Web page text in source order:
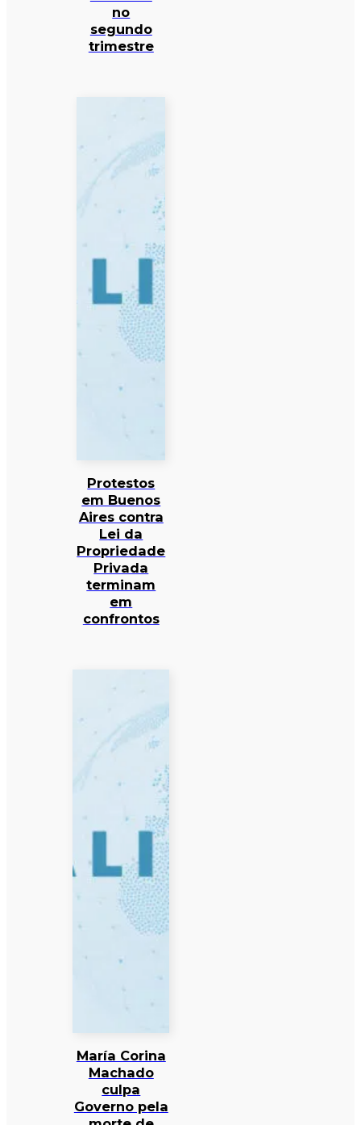
no
segundo
trimestre
Protestos
em Buenos
Aires contra
Lei da
Propriedade
Privada
terminam
em
confrontos
María Corina
Machado
culpa
Governo pela